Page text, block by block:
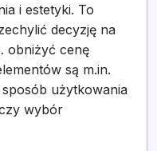
i estetyki. To
decyzję na
obniżyć cenę
są m.in.
użytkowania
wybór